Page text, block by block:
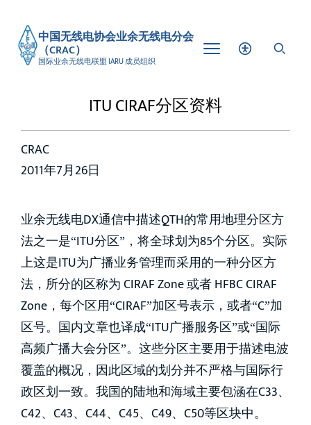
中国无线电协会业余无线电分会
（CRAC）
国际业余无线电联盟 IARU 成员组织
ITU CIRAF分区资料
CRAC
2011年7月26日
业余无线电DX通信中描述QTH的常用地理分区方
法之一是“ITU分区”，将全球划为85个分区。实际
上这是ITU为广播业务管理而采用的一种分区方
法，所分的区称为 CIRAF Zone 或者 HFBC CIRAF
Zone，每个区用“CIRAF”加区号表示，或者“C”加
区号。国内文章也译成“ITU广播服务区”或“国际
高频广播大会分区”。这些分区主要用于描述电波
覆盖的概况，因此区域的划分并不严格与国际行
政区划一致。我国的陆地和海域主要包涵在C33、
C42、C43、C44、C45、C49、C50等区块中。